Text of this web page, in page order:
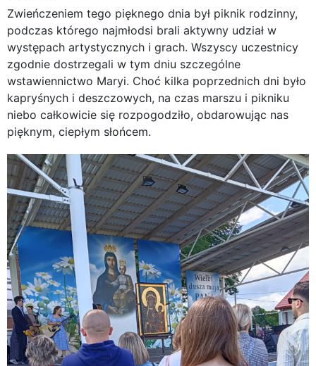
Zwieńczeniem tego pięknego dnia był piknik rodzinny,
podczas którego najmłodsi brali aktywny udział w
występach artystycznych i grach. Wszyscy uczestnicy
zgodnie dostrzegali w tym dniu szczególne
wstawiennictwo Maryi. Choć kilka poprzednich dni było
kapryśnych i deszczowych, na czas marszu i pikniku
niebo całkowicie się rozpogodziło, obdarowując nas
pięknym, ciepłym słońcem.